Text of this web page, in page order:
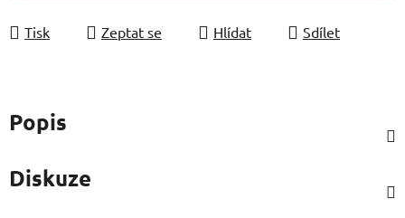
Tisk Zeptat se Hlídat Sdílet
Popis
Diskuze